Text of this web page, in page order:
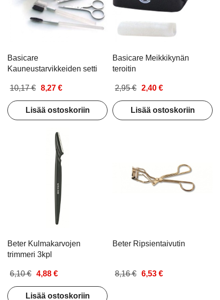
Basicare
Kauneustarvikkeiden setti
10,17 € 8,27 €
Lisää ostoskoriin
Basicare Meikkikynän
teroitin
2,95 € 2,40 €
Lisää ostoskoriin
Beter Kulmakarvojen
trimmeri 3kpl
6,10 € 4,88 €
Lisää ostoskoriin
Beter Ripsientaivutin
8,16 € 6,53 €